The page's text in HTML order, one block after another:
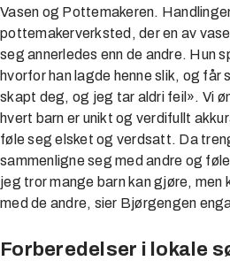
Vasen og Pottemakeren.
pottemakerverksted, der en av
seg annerledes enn de andre. Hun
hvorfor han lagde henne slik, og får
skapt deg, og jeg tar aldri feil». Vi
hvert barn er unikt og verdifullt
føle seg elsket og verdsatt. Da
sammenligne seg med andre og
jeg tror mange barn kan gjøre, men
med de andre, sier Bjørgengen
Forberedelser i lokale